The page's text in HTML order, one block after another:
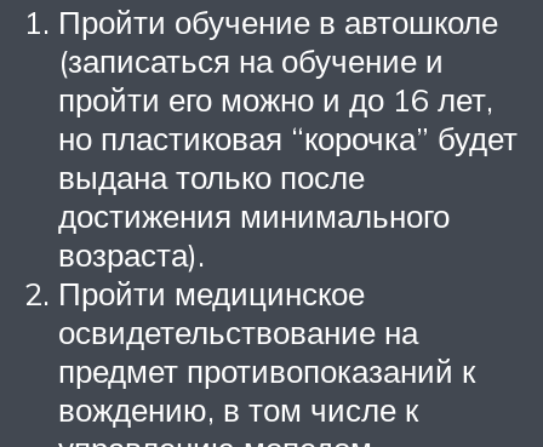
Пройти обучение в автошколе
(записаться на обучение и
пройти его можно и до 16 лет,
но пластиковая “корочка” будет
выдана только после
достижения минимального
возраста).
Пройти медицинское
освидетельствование на
предмет противопоказаний к
вождению, в том числе к